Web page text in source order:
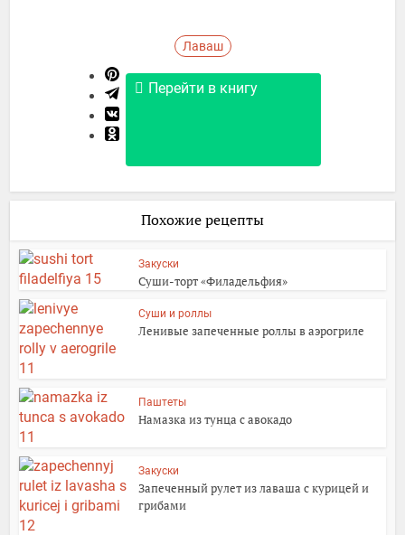
Лаваш
Перейти в книгу
Похожие рецепты
Закуски
Суши-торт «Филадельфия»
Суши и роллы
Ленивые запеченные роллы в аэрогриле
Паштеты
Намазка из тунца с авокадо
Закуски
Запеченный рулет из лаваша с курицей и
грибами